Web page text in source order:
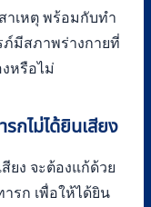
าเหตุ พร้อมกับทำ
ภ์มีสภาพร่างกายที่
หรือไม่
กไม่ได้ยินเสียง
ยง จะต้องแก้ด้วย
รก เพื่อให้ได้ยิน